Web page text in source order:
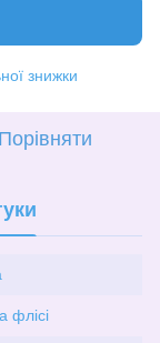
знижки
Порівняти
флісі